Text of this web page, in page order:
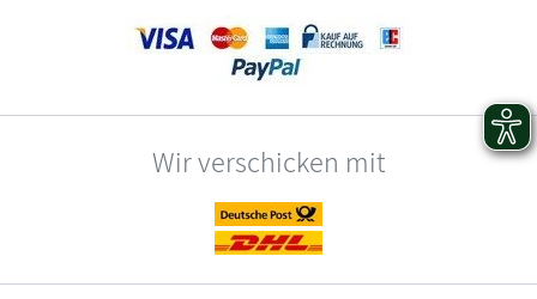
Wir verschicken mit